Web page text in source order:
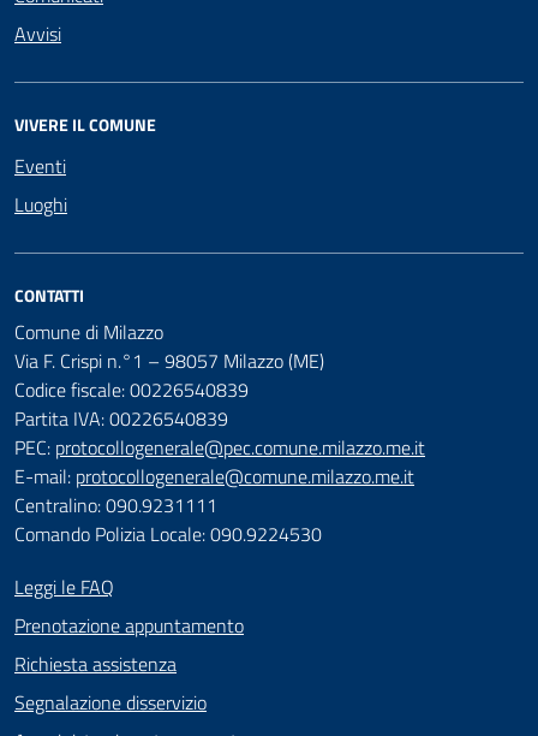
Avvisi
VIVERE IL COMUNE
Eventi
Luoghi
CONTATTI
Comune di Milazzo
Via F. Crispi n.°1 – 98057 Milazzo (ME)
Codice fiscale: 00226540839
Partita IVA: 00226540839
PEC: protocollogenerale@pec.comune.milazzo.me.it
E-mail: protocollogenerale@comune.milazzo.me.it
Centralino: 090.9231111
Comando Polizia Locale: 090.9224530
Leggi le FAQ
Prenotazione appuntamento
Richiesta assistenza
Segnalazione disservizio